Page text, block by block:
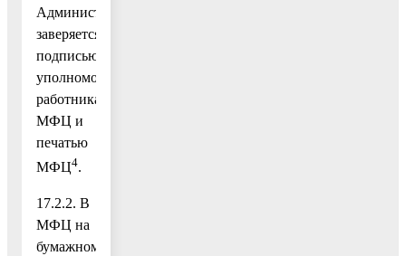
Администрации,
заверяется
подписью
уполномоченного
работника
МФЦ и
печатью
МФЦ4.
17.2.2. В
МФЦ на
бумажном